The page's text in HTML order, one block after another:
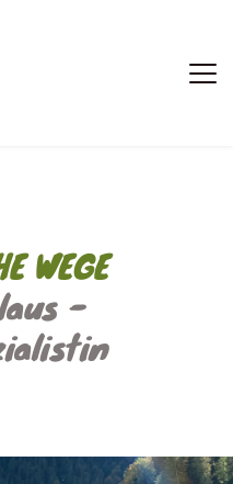
WEGE
-